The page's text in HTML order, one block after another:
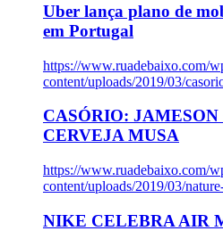
Uber lança plano de
em Portugal
https://www.ruadebaixo.com/
content/uploads/2019/03/
CASÓRIO:
CERVEJA MUSA
https://www.ruadebaixo.com/
content/uploads/2019/03/
NIKE CELEBRA AIR